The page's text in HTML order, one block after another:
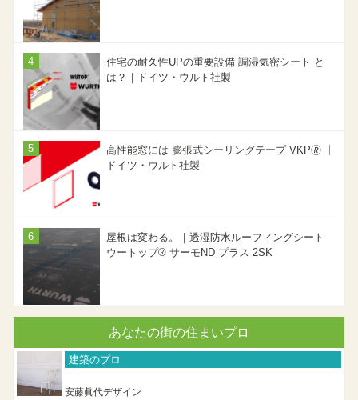
住宅の耐久性UPの重要設備 調湿気密シート と
は？｜ドイツ・ウルト社製
高性能窓には 膨張式シーリングテープ VKP🄬 ｜
ドイツ・ウルト社製
屋根は変わる。｜透湿防水ルーフィングシート
ウートップ® サーモND プラス 2SK
あなたの街の住まいプロ
建築のプロ
安藤眞代デザイン